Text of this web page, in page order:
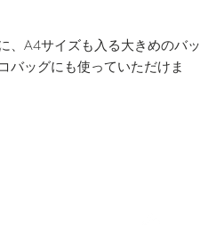
、A4サイズも入る大きめのバッ
バッグにも使っていただけま